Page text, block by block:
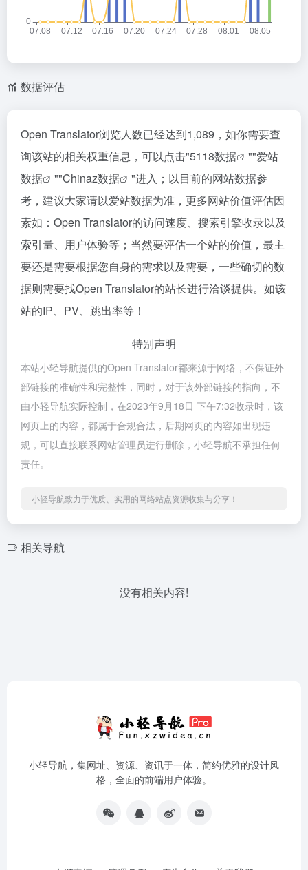
数据评估
Open Translator浏览人数已经达到1,089，如你需要查
询该站的相关权重信息，可以点击"5118数据 ""爱站
数据
""Chinaz数据
"进入；以目前的网站数据参
考，建议大家请以爱站数据为准，更多网站价值评估因
素如：Open Translator的访问速度、搜索引擎收录以及
索引量、用户体验等；当然要评估一个站的价值，最主
要还是需要根据您自身的需求以及需要，一些确切的数
据则需要找Open Translator的站长进行洽谈提供。如该
站的IP、PV、跳出率等！
特别声明
本站小轻导航提供的Open Translator都来源于网络，不保证外
部链接的准确性和完整性，同时，对于该外部链接的指向，不
由小轻导航实际控制，在2023年9月18日 下午7:32收录时，该
网页上的内容，都属于合规合法，后期网页的内容如出现违
规，可以直接联系网站管理员进行删除，小轻导航不承担任何
责任。
小轻导航致力于优质、实用的网络站点资源收集与分享！
相关导航
没有相关内容!
小轻导航，集网址、资源、资讯于一体，简约优雅的设计风
格，全面的前端用户体验。